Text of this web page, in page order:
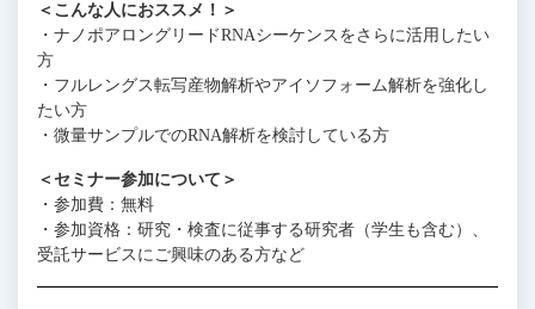
＜こんな人におススメ！＞
・ナノポアロングリードRNAシーケンスをさらに活用したい
方
・フルレングス転写産物解析やアイソフォーム解析を強化し
たい方
・微量サンプルでのRNA解析を検討している方
＜セミナー参加について＞
・参加費：無料
・参加資格：研究・検査に従事する研究者（学生も含む）、
受託サービスにご興味のある方など